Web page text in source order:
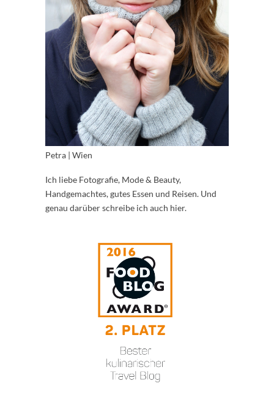
Petra | Wien
Ich liebe Fotografie, Mode & Beauty,
Handgemachtes, gutes Essen und Reisen. Und
genau darüber schreibe ich auch hier.